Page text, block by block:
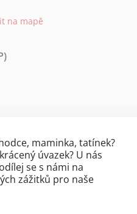
na mapě
maminka, tatínek?
úvazek? U nás
se s námi na
zážitků pro naše